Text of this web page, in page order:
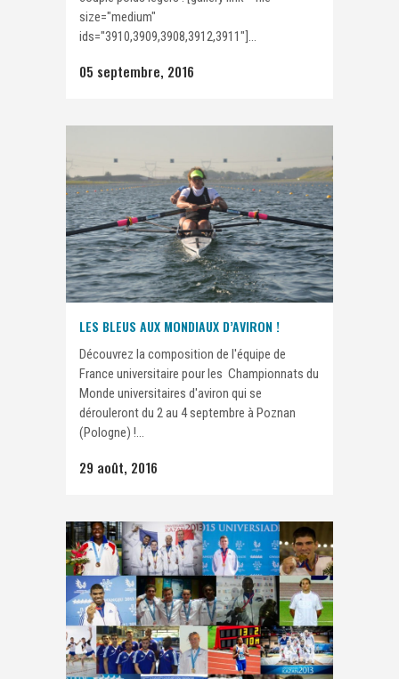
size="medium"
ids="3910,3909,3908,3912,3911"]...
05 septembre, 2016
LES BLEUS AUX MONDIAUX D’AVIRON !
Découvrez la composition de l'équipe de
France universitaire pour les Championnats du
Monde universitaires d'aviron qui se
dérouleront du 2 au 4 septembre à Poznan
(Pologne) !...
29 août, 2016